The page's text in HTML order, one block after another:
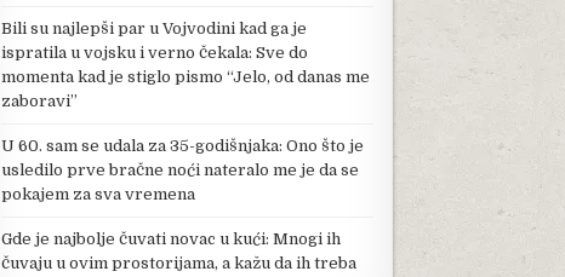
Bili su najlepši par u Vojvodini kad ga je
ispratila u vojsku i verno čekala: Sve do
momenta kad je stiglo pismo “Jelo, od danas me
zaboravi”
U 60. sam se udala za 35-godišnjaka: Ono što je
usledilo prve bračne noći nateralo me je da se
pokajem za sva vremena
Gde je najbolje čuvati novac u kući: Mnogi ih
čuvaju u ovim prostorijama, a kažu da ih treba